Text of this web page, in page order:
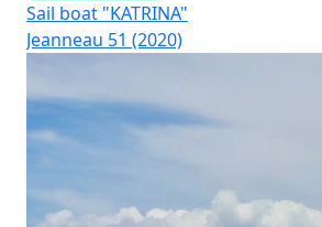
Sail boat "KATRINA"
Jeanneau 51 (2020)